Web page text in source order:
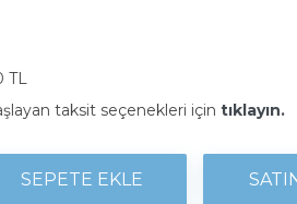
TL
taksit seçenekleri için tıklayın.